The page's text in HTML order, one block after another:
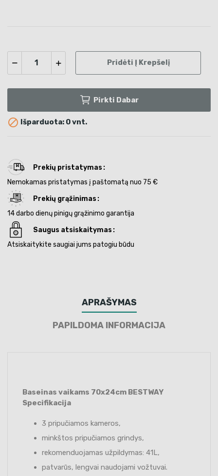
Pridėti Į Krepšelį
Pirkti Dabar
 Išparduota: 0 vnt.
Prekių pristatymas
Nemokamas pristatymas į paštomatą nuo 75 €
Prekių grąžinimas
14 darbo dienų pinigų grąžinimo garantija
Saugus atsiskaitymas
Atsiskaitykite saugiai jums patogiu būdu
APRAŠYMAS
PAPILDOMA INFORMACIJA
Baseinas vaikams 70x24cm BESTWAY
Specifikacija
3 pripučiamos kameros,
minkštos pripučiamos grindys,
rekomenduojamas užpildymas: 41L,
patvarūs, lengvai naudojami vožtuvai.